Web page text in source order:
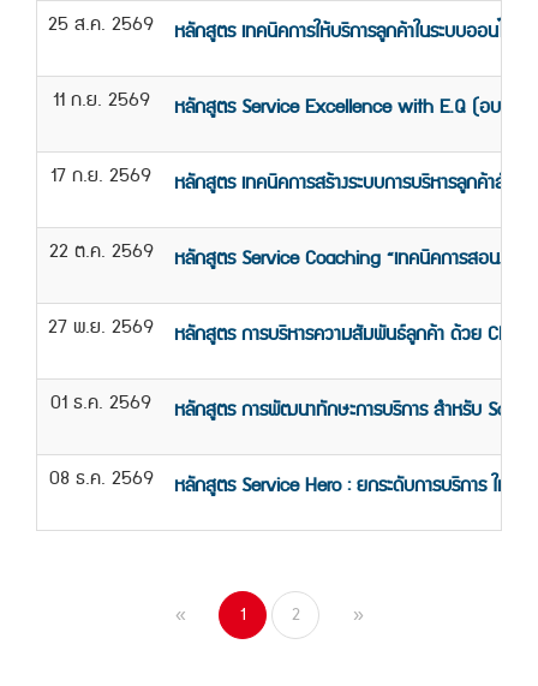
25 ส.ค. 2569 หลักสูตร เทคนิคการให้บริการลูกค้าในระบบออนไล
11 ก.ย. 2569 หลักสูตร Service Excellence with E.Q (อบรม
17 ก.ย. 2569 หลักสูตร เทคนิคการสร้างระบบการบริหารลูกค้าสัม
22 ต.ค. 2569 หลักสูตร Service Coaching “เทคนิคการสอนงา
27 พ.ย. 2569 หลักสูตร การบริหารความสัมพันธ์ลูกค้า ด้วย
01 ธ.ค. 2569 หลักสูตร การพัฒนาทักษะการบริการ สำหรับ
08 ธ.ค. 2569 หลักสูตร Service Hero : ยกระดับการบริการ ให้เ
« 1 2 »